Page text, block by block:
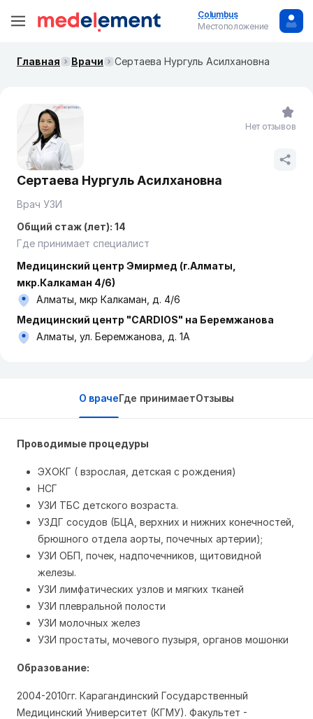
Columbus
Местоположение
Главная Врачи Сертаева Нургуль Асилхановна
Сертаева Нургуль Асилхановна
Врач УЗИ
Общий стаж (лет): 14
Где принимает специалист
Медицинский центр Эмирмед (г.Алматы,
мкр.Калкаман 4/6)
Алматы, мкр Калкаман, д. 4/6
Медицинский центр "CARDIOS" на Беремжанова
Алматы, ул. Беремжанова, д. 1А
Нет отзывов
О врачеГде принимаетОтзывы
Проводимые процедуры
ЭХОКГ ( взрослая, детская с рождения)
НСГ
УЗИ ТБС детского возраста.
УЗДГ сосудов (БЦА, верхних и нижних конечностей,
брюшного отдела аорты, почечных артерии);
УЗИ ОБП, почек, надпочечников, щитовидной
железы.
УЗИ лимфатических узлов и мягких тканей
УЗИ плевральной полости
УЗИ молочных желез
УЗИ простаты, мочевого пузыря, органов мошонки
Образование:
2004-2010гг. Карагандинский Государственный
Медицинский Университет (КГМУ). Факультет -